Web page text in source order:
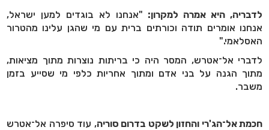
לדבריה, היא אמרה למקרון:"אנחנו לא בוגדים למען ישראל,
אנחנו אומרים תודה וכורתים ברית עם מי שהגן עלינו מהטרור
האסלאמי."
לדברי אל־אטרש, המסר היה כי בריתות נוצרות מתוך מציאות,
מתוך הגנה על בני אדם ומתוך אחריות כלפי מי שסייע בזמן
משבר.
חכמת אל־הג'רי והחזון לשקט בדרום סוריה, עוד סיפרה אל־אטרש